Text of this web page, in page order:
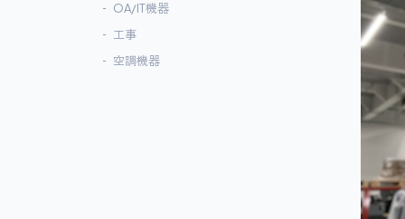
OA/IT機器
工事
空調機器